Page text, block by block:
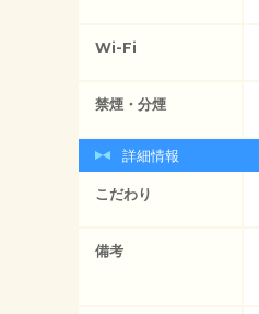
Wi-Fi
禁煙・分煙
詳細情報
こだわり
備考